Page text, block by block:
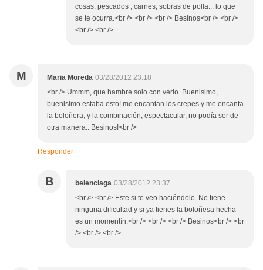
cosas, pescados , carnes, sobras de polla... lo que
se te ocurra.<br /> <br /> <br /> Besinos<br /> <br />
<br /> <br />
M Maria Moreda 03/28/2012 23:18
<br /> Ummm, que hambre solo con verlo. Buenisimo,
buenisimo estaba esto! me encantan los crepes y me encanta
la boloñera, y la combinación, espectacular, no podía ser de
otra manera.. Besinos!<br />
Responder
B belenciaga 03/28/2012 23:37
<br /> <br /> Este si te veo haciéndolo. No tiene
ninguna dificultad y si ya tienes la boloñesa hecha
es un momentín.<br /> <br /> <br /> Besinos<br /> <br
/> <br /> <br />